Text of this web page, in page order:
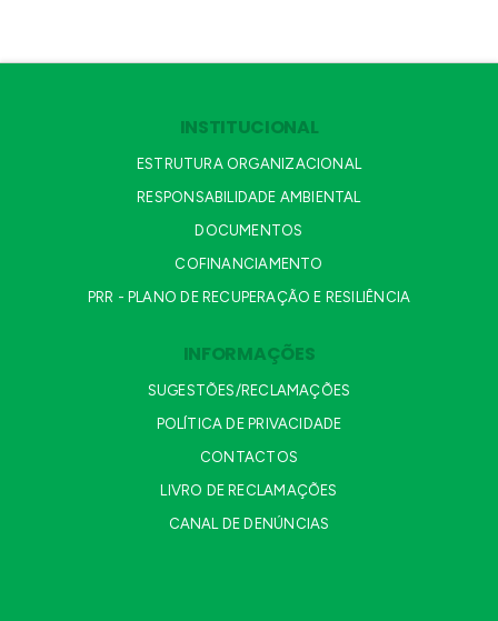
INSTITUCIONAL
ESTRUTURA ORGANIZACIONAL
RESPONSABILIDADE AMBIENTAL
DOCUMENTOS
COFINANCIAMENTO
PRR - PLANO DE RECUPERAÇÃO E RESILIÊNCIA
INFORMAÇÕES
SUGESTÕES/RECLAMAÇÕES
POLÍTICA DE PRIVACIDADE
CONTACTOS
LIVRO DE RECLAMAÇÕES
CANAL DE DENÚNCIAS